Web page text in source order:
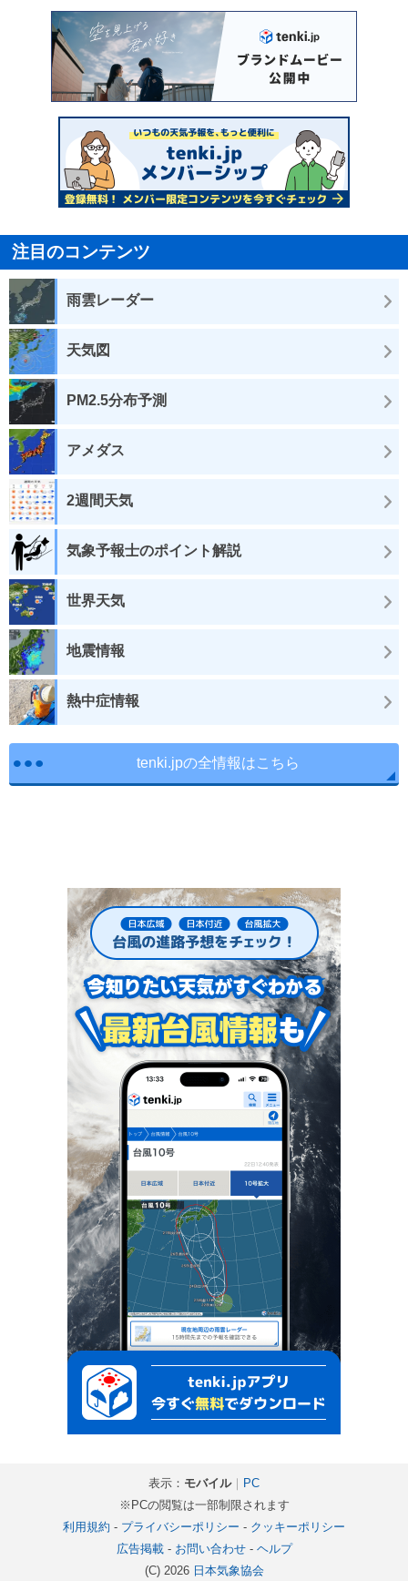
注目のコンテンツ
雨雲レーダー
天気図
PM2.5分布予測
アメダス
2週間天気
気象予報士のポイント解説
世界天気
地震情報
熱中症情報
tenki.jpの全情報はこちら
表示： モバイル｜
PC
※PCの閲覧は一部制限されます
利用規約 - プライバシーポリシー - クッキーポリシー
広告掲載- お問い合わせ- ヘルプ
(C) 2026 日本気象協会